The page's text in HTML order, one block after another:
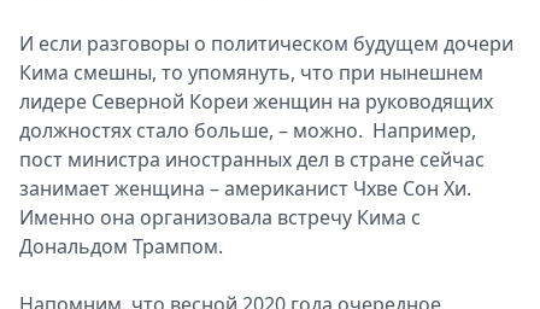
И если разговоры о политическом будущем дочери
Кима смешны, то упомянуть, что при нынешнем
лидере Северной Кореи женщин на руководящих
должностях стало больше, – можно. Например,
пост министра иностранных дел в стране сейчас
занимает женщина – американист Чхве Сон Хи.
Именно она организовала встречу Кима с
Дональдом Трампом.